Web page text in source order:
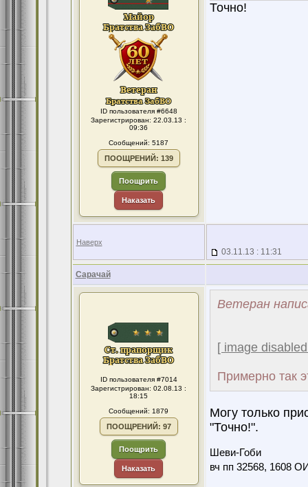
ID пользователя #6648
Зарегистрирован: 22.03.13 :
09:36
Сообщений: 5187
ПООЩРЕНИЙ: 139
Поощрить
Наказать
Точно!
Наверх
03.11.13 : 11:31
Сарачай
ID пользователя #7014
Зарегистрирован: 02.08.13 :
18:15
Сообщений: 1879
ПООЩРЕНИЙ: 97
Поощрить
Наказать
Ветеран
[ image
Примерно так
Могу только
"Точно!".
Шеви-Гоби
вч пп 32568, 1608